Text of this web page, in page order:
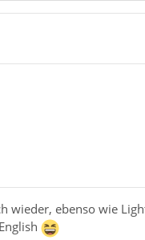
wieder, ebenso wie